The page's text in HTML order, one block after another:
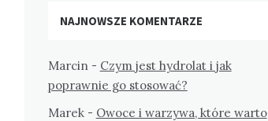
NAJNOWSZE KOMENTARZE
Marcin- Czym jest hydrolat i jak
poprawnie go stosować?
Marek- Owoce i warzywa, które warto